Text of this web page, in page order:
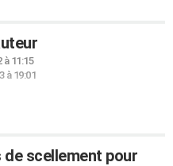
à 11:15
à 19:01
scellement pour